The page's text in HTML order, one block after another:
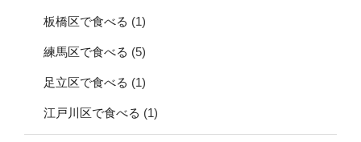
板橋区で食べる (1)
練馬区で食べる (5)
足立区で食べる (1)
江戸川区で食べる (1)